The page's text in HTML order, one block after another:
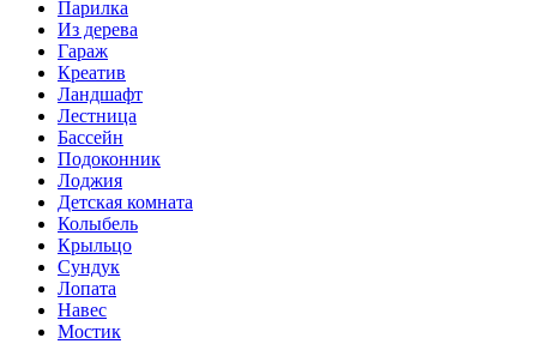
Парилка
Из дерева
Гараж
Креатив
Ландшафт
Лестница
Бассейн
Подоконник
Лоджия
Детская комната
Колыбель
Крыльцо
Сундук
Лопата
Навес
Мостик